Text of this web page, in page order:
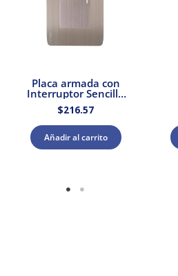
Placa armada con
Interruptor Sencillo
Acero Stalo & Kristalo
Leviton
$216.57
Añadir al carrito